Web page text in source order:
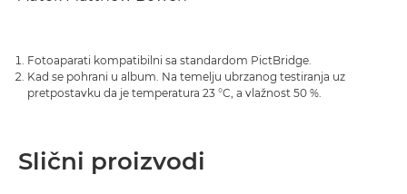
Fotoaparati kompatibilni sa standardom PictBridge.
Kad se pohrani u album. Na temelju ubrzanog testiranja uz
pretpostavku da je temperatura 23 °C, a vlažnost 50 %.
Slični proizvodi